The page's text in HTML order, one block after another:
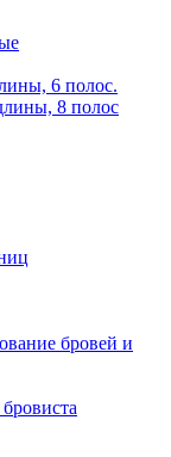
6 полос.
8 полос
бровей и